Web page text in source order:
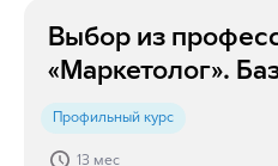
Выбор из
«Маркетолог».
Профильный курс
13 мес